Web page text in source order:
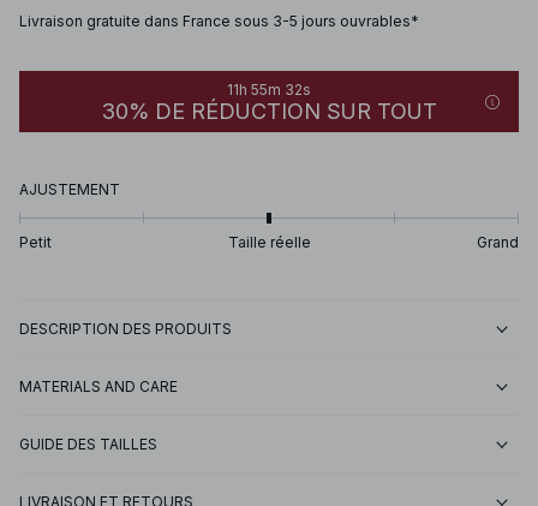
Livraison gratuite dans France sous 3-5 jours ouvrables*
11h 55m 32s
30% DE RÉDUCTION SUR TOUT
AJUSTEMENT
Petit Taille réelle Grand
DESCRIPTION DES PRODUITS
MATERIALS AND CARE
GUIDE DES TAILLES
LIVRAISON ET RETOURS